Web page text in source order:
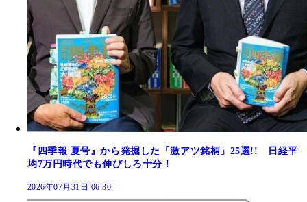
『四季報 夏号』から発掘した「激アツ銘柄」25選!! 日経平
均7万円時代でも伸びしろ十分！
2026年07月31日 06:30